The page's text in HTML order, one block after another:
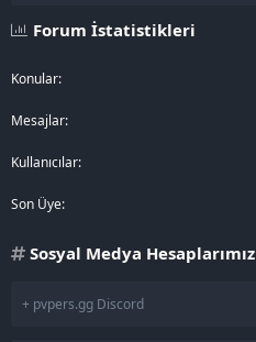
Forum İstatistikleri
Konular
Mesajlar
Kullanıcılar
Son Üye
Sosyal Medya Hesaplarımız
+ pvpers.gg Discord